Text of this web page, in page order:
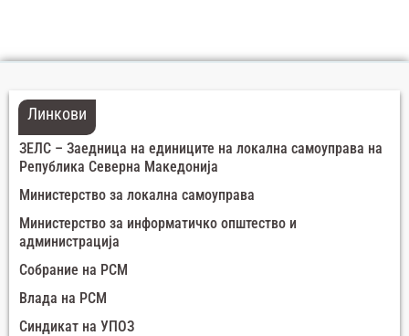
Линкови
ЗЕЛС – Заедница на единиците на локална самоуправа на
Република Северна Македонија
Министерство за локална самоуправа
Министерство за информатичко општество и
администрација
Собрание на РСМ
Влада на РСМ
Синдикат на УПОЗ